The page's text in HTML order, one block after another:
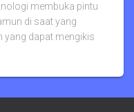
membuka pintu
di saat yang
yang dapat mengikis